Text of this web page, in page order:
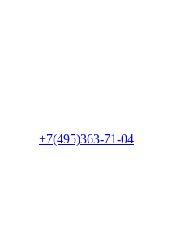
+7(495)363-71-04